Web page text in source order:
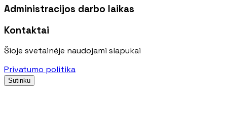
Administracijos darbo laikas
Kontaktai
Šioje svetainėje naudojami slapukai
Privatumo politika
Sutinku